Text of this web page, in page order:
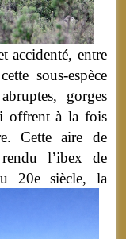
accidenté, entre
sous-espèce
gorges
offrent à la fois
Cette aire de
l’ibex de
20e siècle, la